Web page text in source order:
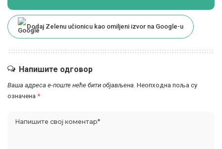
Dodaj Zelenu učionicu kao omiljeni izvor na Google-u
Напишите одговор
Ваша адреса е-поште неће бити објављена. Неопходна поља су
означена *